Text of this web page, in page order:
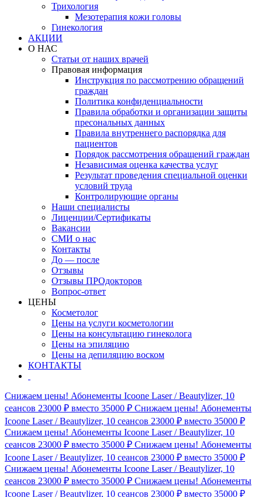
Трихология
Мезотерапия кожи головы
Гинекология
АКЦИИ
О НАС
Статьи от наших врачей
Правовая информация
Инструкция по рассмотрению обращений
граждан
Политика конфиденциальности
Правила обработки и организации защиты
пресональных данных
Правила внутреннего распорядка для
пациентов
Порядок рассмотрения обращений граждан
Независимая оценка качества услуг
Результат проведения специальной оценки
условий труда
Контролирующие органы
Наши специалисты
Лиценции/Сертификаты
Вакансии
СМИ о нас
Контакты
До — после
Отзывы
Отзывы ПРОдокторов
Вопрос-ответ
ЦЕНЫ
Косметолог
Цены на услуги косметологии
Цены на консультацию гинеколога
Цены на эпиляцию
Цены на депиляцию воском
КОНТАКТЫ
Снижаем цены! Абонементы Icoone Laser / Beautylizer, 10
сеансов 23000 ₽ вместо 35000 ₽ Снижаем цены! Абонементы
Icoone Laser / Beautylizer, 10 сеансов 23000 ₽ вместо 35000 ₽
Снижаем цены! Абонементы Icoone Laser / Beautylizer, 10
сеансов 23000 ₽ вместо 35000 ₽ Снижаем цены! Абонементы
Icoone Laser / Beautylizer, 10 сеансов 23000 ₽ вместо 35000 ₽
Снижаем цены! Абонементы Icoone Laser / Beautylizer, 10
сеансов 23000 ₽ вместо 35000 ₽ Снижаем цены! Абонементы
Icoone Laser / Beautylizer, 10 сеансов 23000 ₽ вместо 35000 ₽